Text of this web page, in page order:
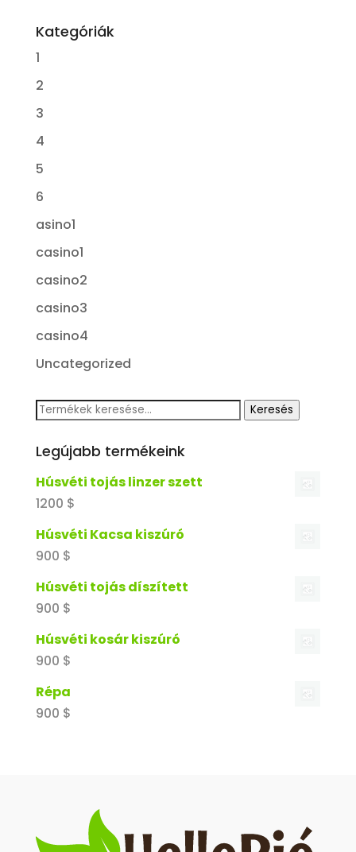
Kategóriák
1
2
3
4
5
6
asino1
casino1
casino2
casino3
casino4
Uncategorized
Keresés
következőre:
Keresés
Legújabb termékeink
Húsvéti tojás linzer szett
1200 $
Húsvéti Kacsa kiszúró
900 $
Húsvéti tojás díszített
900 $
Húsvéti kosár kiszúró
900 $
Répa
900 $